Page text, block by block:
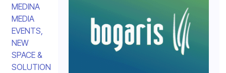
MEDINA
MEDIA
EVENTS
NEW
SPACE &
SOLUTION